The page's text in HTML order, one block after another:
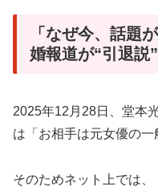
「なぜ今、話題
婚報道が“引退説
2025年12月28日、堂本
は「お相手は元女優の一
そのためネット上では、